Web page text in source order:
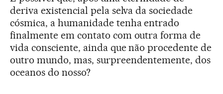
deriva existencial pela selva da sociedade
cósmica, a humanidade tenha entrado
finalmente em contato com outra forma de
vida consciente, ainda que não procedente de
outro mundo, mas, surpreendentemente, dos
oceanos do nosso?